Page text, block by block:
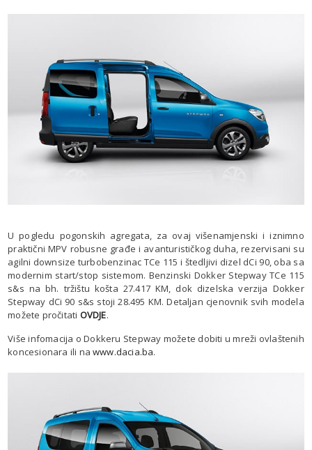
U pogledu pogonskih agregata, za ovaj višenamjenski i iznimno
praktični MPV robusne građe i avanturističkog duha, rezervisani su
agilni downsize turbobenzinac TCe 115 i štedljivi dizel dCi 90, oba sa
modernim start/stop sistemom. Benzinski Dokker Stepway TCe 115
s&s na bh. tržištu košta 27.417 KM, dok dizelska verzija Dokker
Stepway dCi 90 s&s stoji 28.495 KM. Detaljan cjenovnik svih modela
možete pročitati OVDJE.
Više infomacija o Dokkeru Stepway možete dobiti u mreži ovlaštenih
koncesionara ili nawww.dacia.ba.